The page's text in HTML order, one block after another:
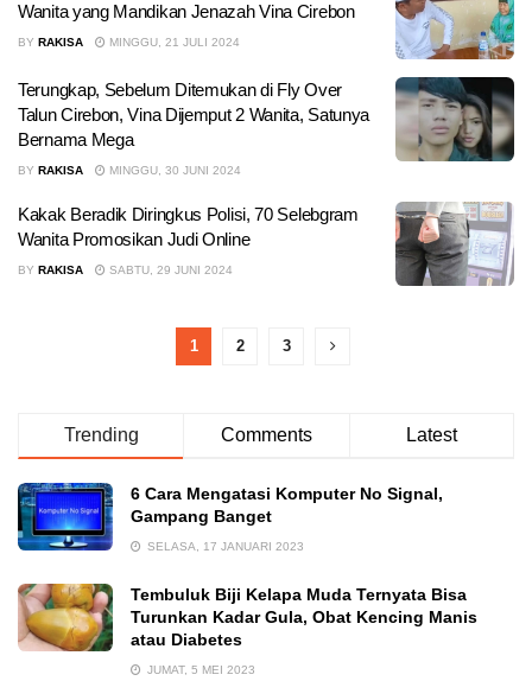
Wanita yang Mandikan Jenazah Vina Cirebon
BY RAKISA MINGGU, 21 JULI 2024
Terungkap, Sebelum Ditemukan di Fly Over
Talun Cirebon, Vina Dijemput 2 Wanita, Satunya
Bernama Mega
BY RAKISA MINGGU, 30 JUNI 2024
Kakak Beradik Diringkus Polisi, 70 Selebgram
Wanita Promosikan Judi Online
BY RAKISA SABTU, 29 JUNI 2024
1 2 3
Trending Comments Latest
6 Cara Mengatasi Komputer No Signal,
Gampang Banget
SELASA, 17 JANUARI 2023
Tembuluk Biji Kelapa Muda Ternyata Bisa
Turunkan Kadar Gula, Obat Kencing Manis
atau Diabetes
JUMAT, 5 MEI 2023